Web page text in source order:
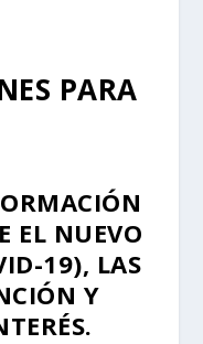
PARA
EL NUEVO
19), LAS
Y